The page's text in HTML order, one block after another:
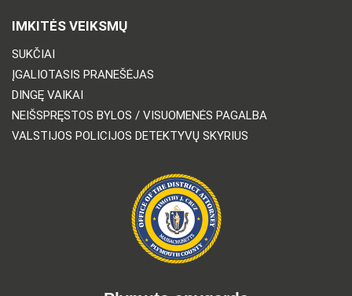
IMKITĖS VEIKSMŲ
SUKČIAI
ĮGALIOTASIS PRANEŠĖJAS
DINGĘ VAIKAI
NEIŠSPRĘSTOS BYLOS / VISUOMENĖS PAGALBA
VALSTIJOS POLICIJOS DETEKTYVŲ SKYRIUS